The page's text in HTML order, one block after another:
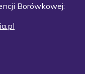
Borówkowej: